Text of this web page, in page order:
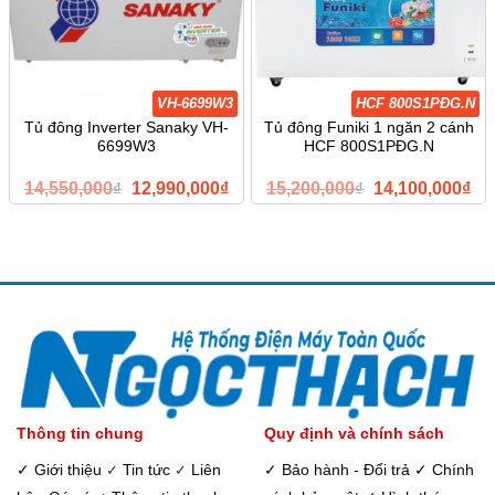
VH-6699W3
Tủ đông Inverter Sanaky VH-
6699W3
14,550,000₫ Giá
gốc
12,990,000₫Giá
hiện
HCF 800S1PĐG.N
Tủ đông Funiki 1 ngăn 2 cánh
HCF 800S1PĐG.N
15,200,000₫ Giá
gốc
14,100,000₫Giá
Thông tin chung
✓ Giới thiệu ✓ Tin tức ✓ Liên
Quy định và chính sách
✓ Bảo hành - Đổi trả ✓ Chính